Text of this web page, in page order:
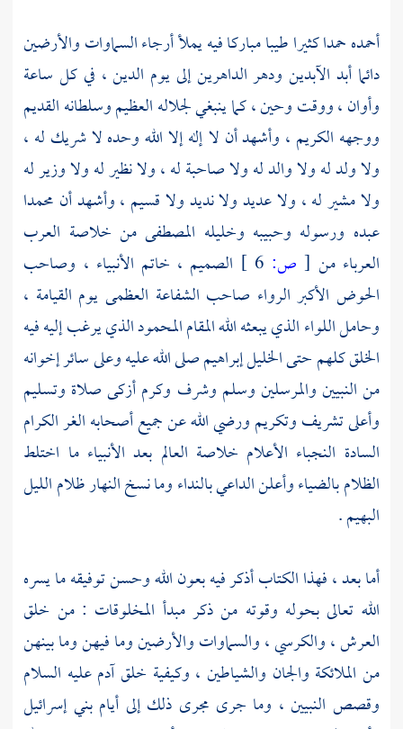
أحمده حمدا كثيرا طيبا مباركا فيه يملأ أرجاء السماوات والأرضين
دائما أبد الآبدين ودهر الداهرين إلى يوم الدين ، في كل ساعة
وأوان ، ووقت وحين ، كما ينبغي لجلاله العظيم وسلطانه القديم
ووجهه الكريم ، وأشهد أن لا إله إلا الله وحده لا شريك له ،
ولا ولد له ولا والد له ولا صاحبة له ، ولا نظير له ولا وزير له
ولا مشير له ، ولا عديد ولا نديد ولا قسيم ، وأشهد أن محمدا
عبده ورسوله وحبيبه وخليله المصطفى من خلاصة العرب
العرباء من [ ص:
الصميم ، خاتم الأنبياء ، وصاحب
الحوض الأكبر الرواء صاحب الشفاعة العظمى يوم القيامة ،
وحامل اللواء الذي يبعثه الله المقام المحمود الذي يرغب إليه فيه
الخلق كلهم حتى الخليلإبراهيمصلى الله عليه وعلى سائر إخوانه
من النبيين والمرسلين وسلم وشرف وكرم أزكى صلاة وتسليم
وأعلى تشريف وتكريم ورضي الله عن جميع أصحابه الغر الكرام
السادة النجباء الأعلام خلاصة العالم بعد الأنبياء ما اختلط
الظلام بالضياء وأعلن الداعي بالنداء وما نسخ النهار ظلام الليل
البهيم .
أما بعد ، فهذا الكتاب أذكر فيه بعون الله وحسن توفيقه ما يسره
الله تعالى بحوله وقوته من ذكر مبدأ المخلوقات : من خلق
العرش ، والكرسي ، والسماوات والأرضين وما فيهن وما بينهن
من الملائكة والجان والشياطين ، وكيفية خلقآدمعليه السلام
وقصص النبيين ، وما جرى مجرى ذلك إلى أيامبني إسرائيل